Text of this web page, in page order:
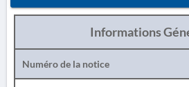
Informations
Numéro de la notice